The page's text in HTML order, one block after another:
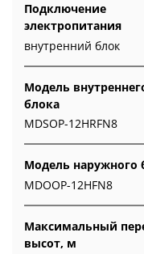
Подключение
электропитания
внутренний блок
Модель
блока
MDSOP-12HRFN8
Модель наружного
MDOOP-12HFN8
Максимальный
высот, м